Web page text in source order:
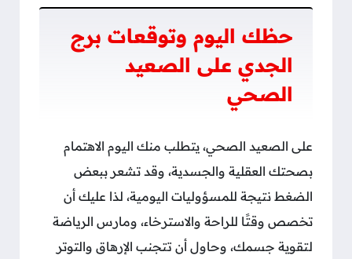
حظك اليوم وتوقعات برج
الجدي على الصعيد
الصحي
على الصعيد الصحي، يتطلب منك اليوم الاهتمام
بصحتك العقلية والجسدية، وقد تشعر ببعض
الضغط نتيجة للمسؤوليات اليومية، لذا عليك أن
تخصص وقتًا للراحة والاسترخاء، ومارس الرياضة
لتقوية جسمك، وحاول أن تتجنب الإرهاق والتوتر